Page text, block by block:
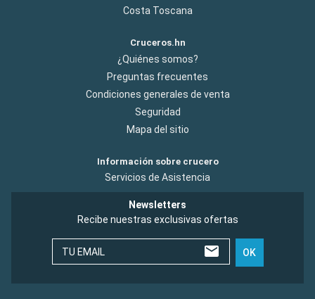
Costa Toscana
Cruceros.hn
¿Quiénes somos?
Preguntas frecuentes
Condiciones generales de venta
Seguridad
Mapa del sitio
Información sobre crucero
Servicios de Asistencia
Newsletters
Recibe nuestras exclusivas ofertas
TU EMAIL OK